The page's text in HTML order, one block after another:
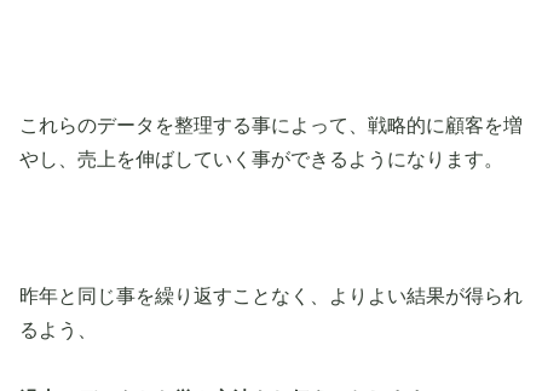
これらのデータを整理する事によって、戦略的に顧客を増
やし、売上を伸ばしていく事ができるようになります。
昨年と同じ事を繰り返すことなく、よりよい結果が得られ
るよう、